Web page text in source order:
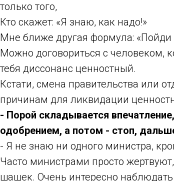
только того,
Кто скажет: «Я знаю, как надо!»
Мне ближе другая формула: «Пойди
Можно договориться с человеком,
тебя диссонанс ценностный.
Кстати, смена правительства или
причинам для ликвидации
- Порой складывается
одобрением, а потом - стоп,
- Я не знаю ни одного министра,
Часто министрами просто
шашек. Очень интересно